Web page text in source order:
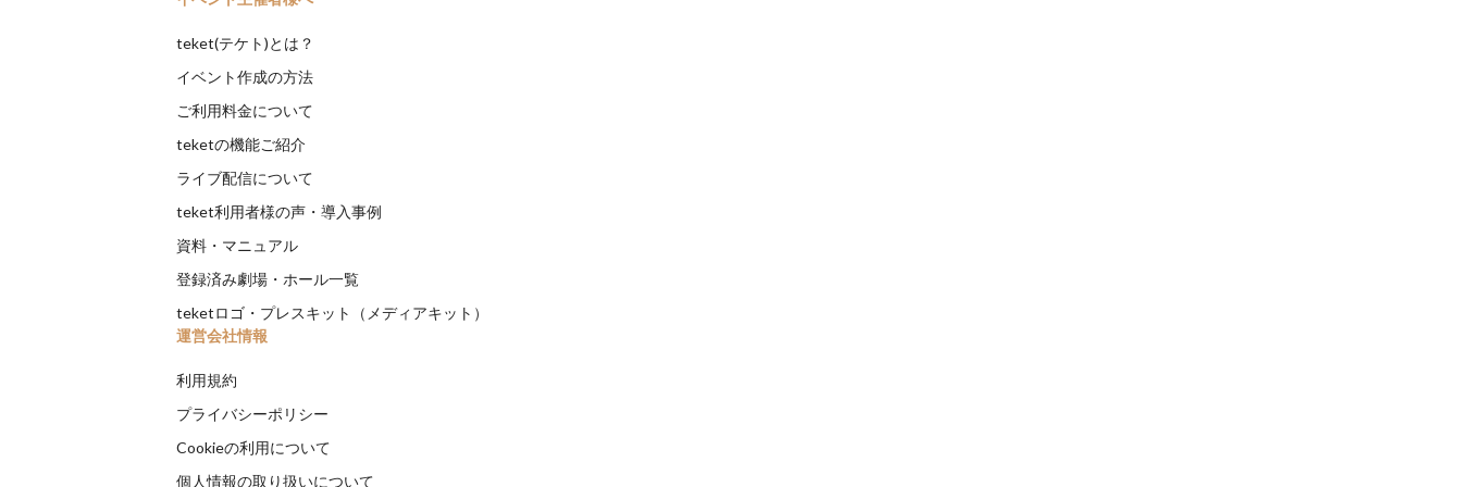
teket(テケト)とは？
イベント作成の方法
ご利用料金について
teketの機能ご紹介
ライブ配信について
teket利用者様の声・導入事例
資料・マニュアル
登録済み劇場・ホール一覧
teketロゴ・プレスキット（メディアキット）
運営会社情報
利用規約
プライバシーポリシー
Cookieの利用について
個人情報の取り扱いについて